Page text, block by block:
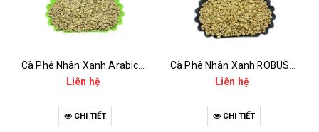
Liên hệ
CHI TIẾT
Liên hệ
CHI TIẾT